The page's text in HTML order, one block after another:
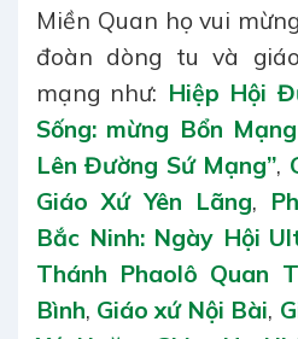
Miền Quan họ vui
đoàn dòng tu và
mạng như: Hiệp Hội
Sống: mừng Bổn
Lên Đường Sứ Mạng”,
Giáo Xứ Yên Lãng,
Bắc Ninh: Ngày Hội
Thánh Phaolô Quan
Bình, Giáo xứ Nội Bài,